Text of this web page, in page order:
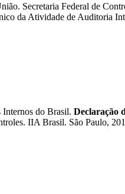
Secretaria Federal de
da Atividade de Auditoria
do Brasil. Declaração
IIA Brasil. São Paulo,